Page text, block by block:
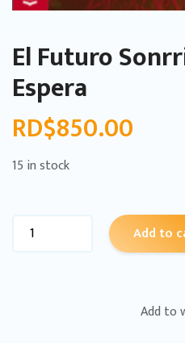
El Futuro
Espera
RD$850.00
15 in stock
Add to
Add to